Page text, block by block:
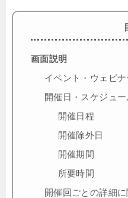
画面説明
イベント・ウェビ
開催日・スケジュ
開催日程
開催除外日
開催期間
所要時間
開催回ごとの詳細